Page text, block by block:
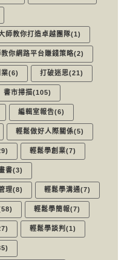
師教你打造卓越團隊(1)
教你網路平台賺錢策略(2)
業(6) 打破迷思(21)
書市掃描(105)
編輯室報告(6)
輕鬆做好人際關係(5)
輕鬆學創業(7)
書(3)
理(8) 輕鬆學溝通(7)
輕鬆學簡報(7)
輕鬆學談判(1)